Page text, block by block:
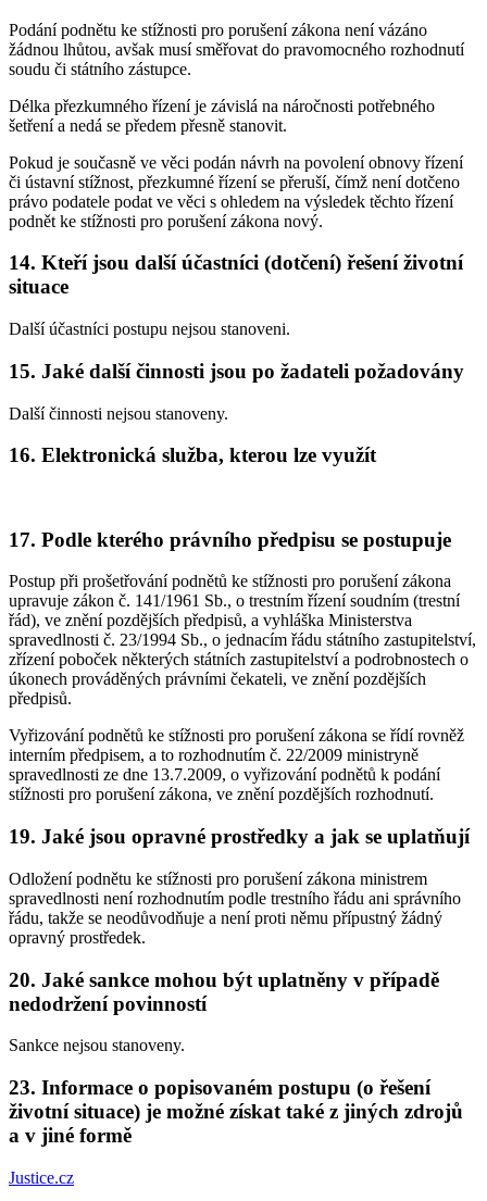
Podání podnětu ke stížnosti pro porušení zákona není vázáno
žádnou lhůtou, avšak musí směřovat do pravomocného rozhodnutí
soudu či státního zástupce.
Délka přezkumného řízení je závislá na náročnosti potřebného
šetření a nedá se předem přesně stanovit.
Pokud je současně ve věci podán návrh na povolení obnovy řízení
či ústavní stížnost, přezkumné řízení se přeruší, čímž není dotčeno
právo podatele podat ve věci s ohledem na výsledek těchto řízení
podnět ke stížnosti pro porušení zákona nový.
14. Kteří jsou další účastníci (dotčení) řešení životní
situace
Další účastníci postupu nejsou stanoveni.
15. Jaké další činnosti jsou po žadateli požadovány
Další činnosti nejsou stanoveny.
16. Elektronická služba, kterou lze využít
17. Podle kterého právního předpisu se postupuje
Postup při prošetřování podnětů ke stížnosti pro porušení zákona
upravuje zákon č. 141/1961 Sb., o trestním řízení soudním (trestní
řád), ve znění pozdějších předpisů, a vyhláška Ministerstva
spravedlnosti č. 23/1994 Sb., o jednacím řádu státního zastupitelství,
zřízení poboček některých státních zastupitelství a podrobnostech o
úkonech prováděných právními čekateli, ve znění pozdějších
předpisů.
Vyřizování podnětů ke stížnosti pro porušení zákona se řídí rovněž
interním předpisem, a to rozhodnutím č. 22/2009 ministryně
spravedlnosti ze dne 13.7.2009, o vyřizování podnětů k podání
stížnosti pro porušení zákona, ve znění pozdějších rozhodnutí.
19. Jaké jsou opravné prostředky a jak se uplatňují
Odložení podnětu ke stížnosti pro porušení zákona ministrem
spravedlnosti není rozhodnutím podle trestního řádu ani správního
řádu, takže se neodůvodňuje a není proti němu přípustný žádný
opravný prostředek.
20. Jaké sankce mohou být uplatněny v případě
nedodržení povinností
Sankce nejsou stanoveny.
23. Informace o popisovaném postupu (o řešení
životní situace) je možné získat také z jiných zdrojů
a v jiné formě
Justice.cz